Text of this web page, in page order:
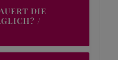
DIE
/